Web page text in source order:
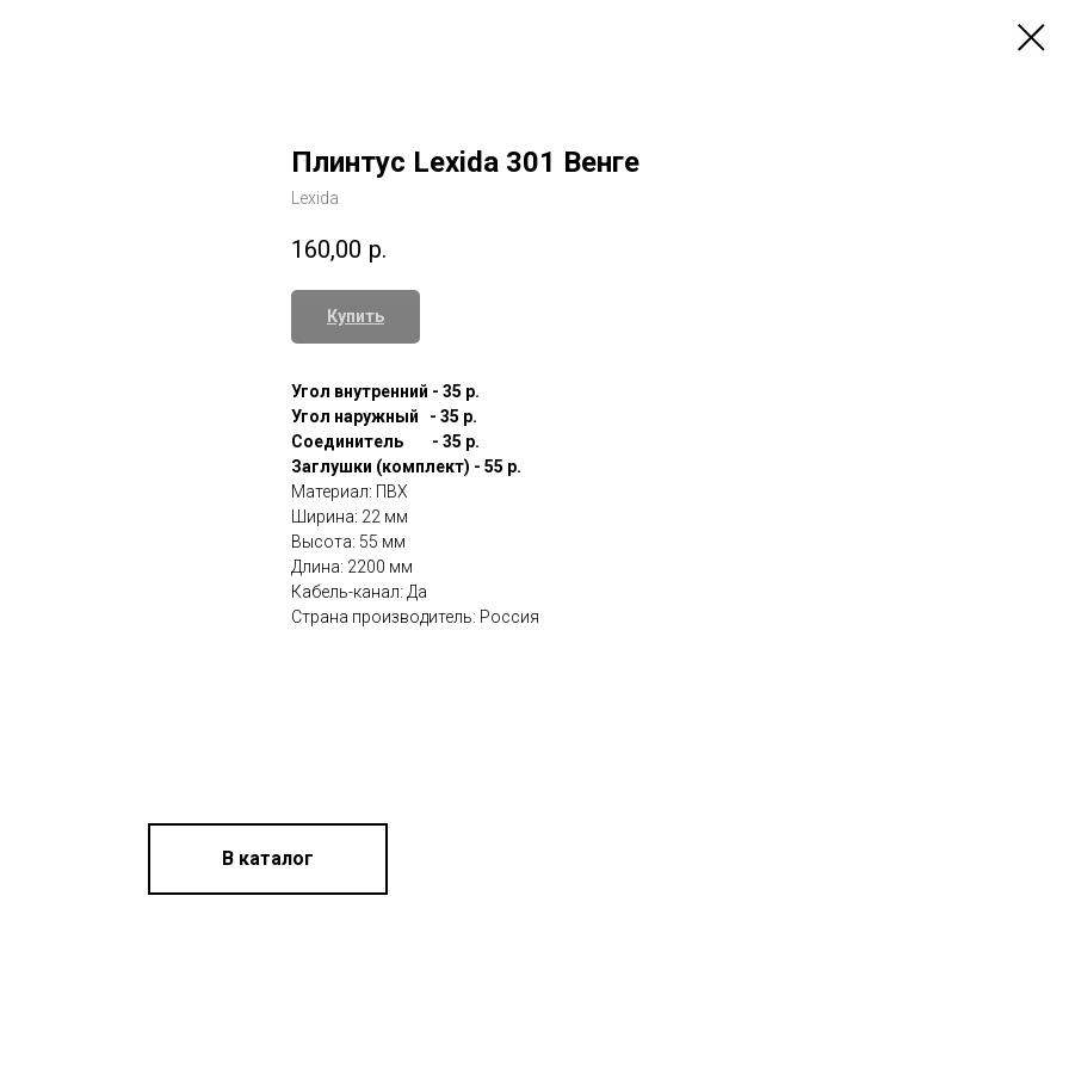
Плинтус Lexida 301 Венге
Lexida
160,00 р.
Купить
Угол внутренний - 35 р.
Угол наружный - 35 р.
Соединитель - 35 р.
Заглушки (комплект) - 55 р.
Материал: ПВХ
Ширина: 22 мм
Высота: 55 мм
Длина: 2200 мм
Кабель-канал: Да
Страна производитель: Россия
В каталог